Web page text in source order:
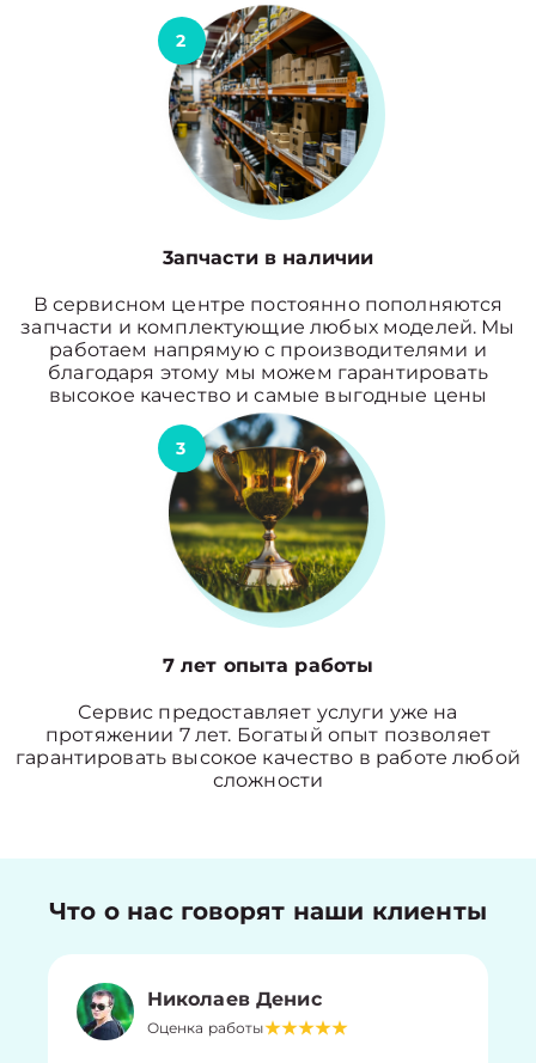
2
3апчасти в наличии
В сервисном центре постоянно пополняются
запчасти и комплектующие любых моделей. Мы
работаем напрямую с производителями и
благодаря этому мы можем гарантировать
высокое качество и самые выгодные цены
3
7 лет опыта работы
Сервис предоставляет услуги уже на
протяжении 7 лет. Богатый опыт позволяет
гарантировать высокое качество в работе любой
сложности
Что о нас говорят наши клиенты
Николаев Денис
Оценка работы